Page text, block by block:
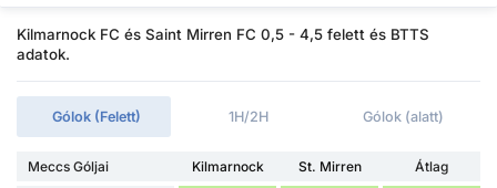
Kilmarnock FC és Saint Mirren FC 0,5 - 4,5 felett és BTTS
adatok.
Gólok (Felett) 1H/2H Gólok (alatt)
Meccs Góljai Kilmarnock St. Mirren
Átlag